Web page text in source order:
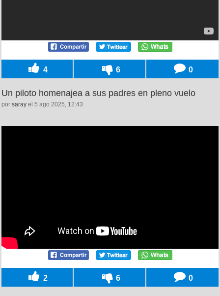
4 6 0
Un piloto homenajea a sus padres en pleno vuelo
por saray el 5 ago 2025, 12:43
2 6 0